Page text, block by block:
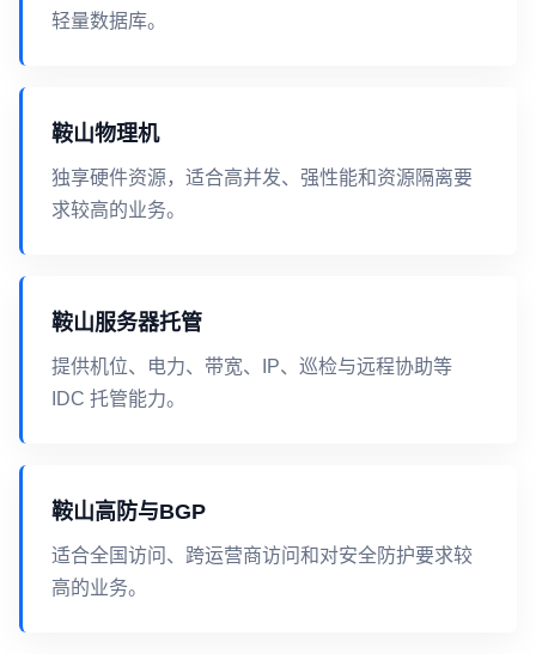
轻量数据库。
鞍山物理机
独享硬件资源，适合高并发、强性能和资源隔离要
求较高的业务。
鞍山服务器托管
提供机位、电力、带宽、IP、巡检与远程协助等
IDC 托管能力。
鞍山高防与BGP
适合全国访问、跨运营商访问和对安全防护要求较
高的业务。